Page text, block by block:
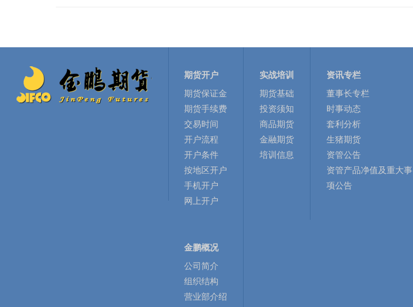
期货开户
期货保证金
期货手续费
交易时间
开户流程
开户条件
按地区开户
手机开户
网上开户
实战培训
期货基础
投资须知
商品期货
金融期货
培训信息
资讯专栏
董事长专栏
时事动态
套利分析
生猪期货
资管公告
资管产品净值及重大事
项公告
金鹏概况
公司简介
组织结构
营业部介绍